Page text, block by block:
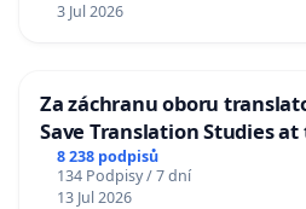
3 Jul 2026
Za záchranu oboru
Save Translation Studies
Charles University
8 238 podpisů
134 Podpisy / 7 dní
13 Jul 2026